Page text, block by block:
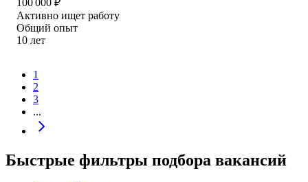
Активно ищет работу
Общий опыт
10 лет
1
2
3
...
Быстрые фильтры подбора вакансий